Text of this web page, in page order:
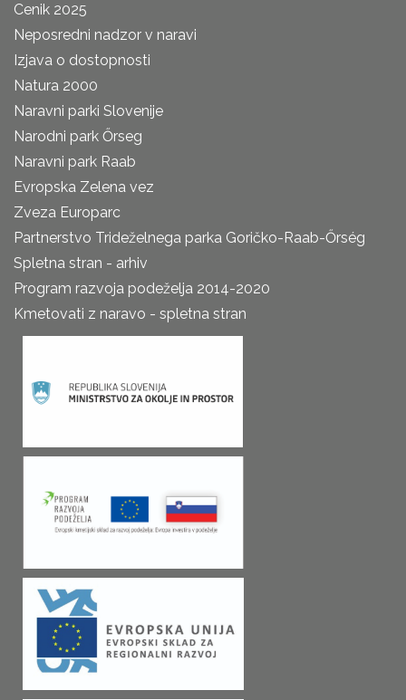
Cenik 2025
Neposredni nadzor v naravi
Izjava o dostopnosti
Natura 2000
Naravni parki Slovenije
Narodni park Őrseg
Naravni park Raab
Evropska Zelena vez
Zveza Europarc
Partnerstvo Trideželnega parka Goričko-Raab-Őrség
Spletna stran - arhiv
Program razvoja podeželja 2014-2020
Kmetovati z naravo - spletna stran